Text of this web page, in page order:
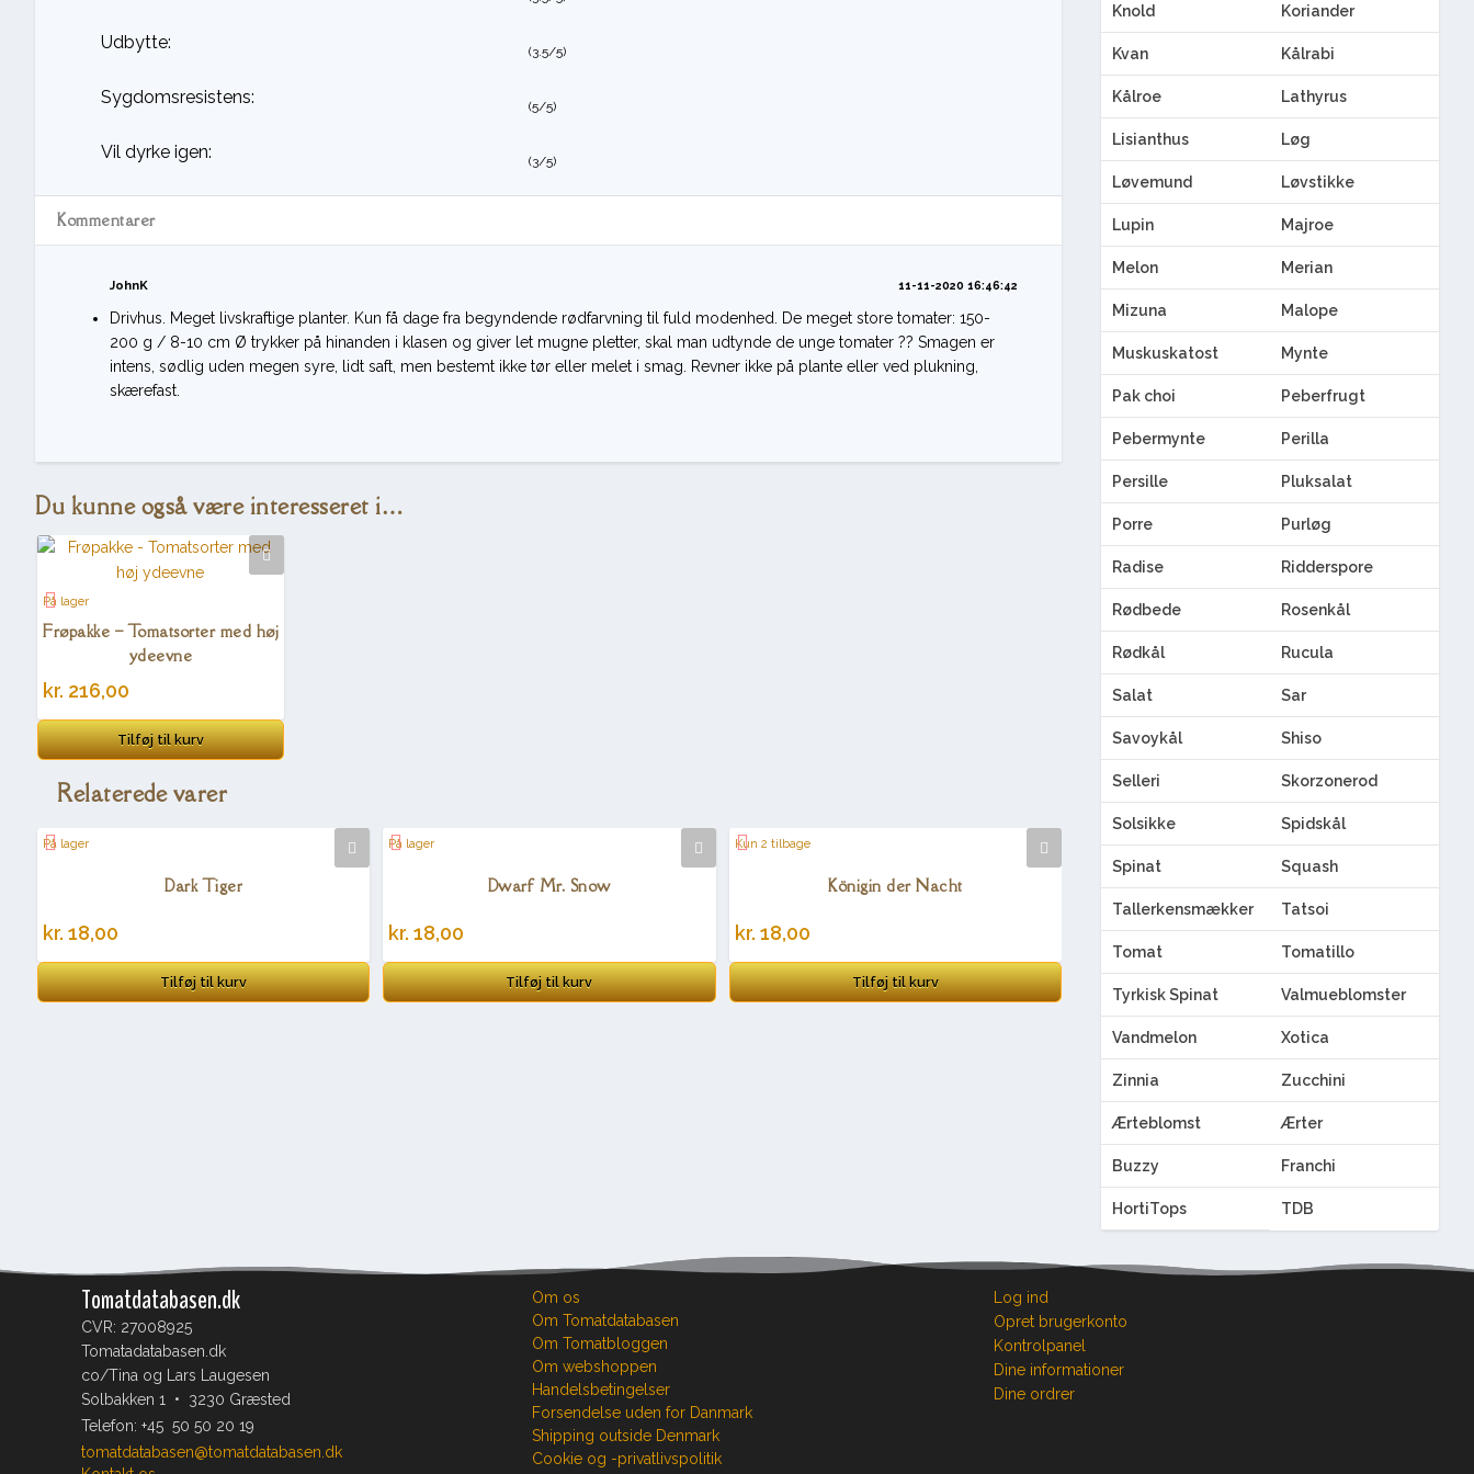
Udbytte: (3.5/5)
Sygdomsresistens: (5/5)
Vil dyrke igen: (3/5)
Kommentarer
JohnK 11-11-2020 16:46:42
Drivhus. Meget livskraftige planter. Kun få dage fra begyndende rødfarvning til fuld modenhed. De meget store tomater: 150-
200 g / 8-10 cm Ø trykker på hinanden i klasen og giver let mugne pletter, skal man udtynde de unge tomater ?? Smagen er
intens, sødlig uden megen syre, lidt saft, men bestemt ikke tør eller melet i smag. Revner ikke på plante eller ved plukning,
skærefast.
Du kunne også være interesseret i…
På lager
Frøpakke – Tomatsorter med høj
ydeevne
kr. 216,00
Tilføj til kurv
Relaterede varer
På lager
Dark Tiger
kr. 18,00
Tilføj til kurv
På lager
Dwarf Mr. Snow
kr. 18,00
Tilføj til kurv
Kun 2 tilbage
Königin der Nacht
kr. 18,00
Tilføj til kurv
Knold Koriander
Kvan Kålrabi
Kålroe Lathyrus
Lisianthus Løg
Løvemund Løvstikke
Lupin Majroe
Melon Merian
Mizuna Malope
Muskuskatost Mynte
Pak choi Peberfrugt
Pebermynte Perilla
Persille Pluksalat
Porre Purløg
Radise Ridderspore
Rødbede Rosenkål
Rødkål Rucula
Salat Sar
Savoykål Shiso
Selleri Skorzonerod
Solsikke Spidskål
Spinat Squash
Tallerkensmækker Tatsoi
Tomat Tomatillo
Tyrkisk Spinat Valmueblomster
Vandmelon Xotica
Zinnia Zucchini
Ærteblomst Ærter
Buzzy Franchi
HortiTops TDB
Tomatdatabasen.dk
CVR: 27008925
Tomatadatabasen.dk
co/Tina og Lars Laugesen
Solbakken 1 • 3230 Græsted
Telefon: +45 50 50 20 19
tomatdatabasen@tomatdatabasen.dk
Om os
Om Tomatdatabasen
Om Tomatbloggen
Om webshoppen
Handelsbetingelser
Forsendelse uden for Danmark
Shipping outside Denmark
Cookie og -privatlivspolitik
Log ind
Opret brugerkonto
Kontrolpanel
Dine informationer
Dine ordrer